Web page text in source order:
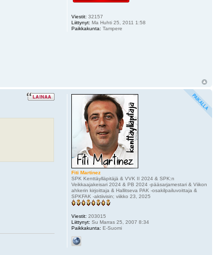
Viestit: 32157
Liittynyt: Ma Huhti 25, 2011 1:58
Paikkakunta: Tampere
Fiti Martinez
SPK Kenttäylläpitäjä & VVK II 2024 & SPK:n
Veikkaajakeisari 2024 & PB 2024 -pääsarjamestari & Viikon
ahkerin kirjoittaja & Hallitseva PAK -osakilpailuvoittaja &
SPKFAK -aktiivisin; viikko 23, 2025
Viestit: 203015
Liittynyt: Su Marras 25, 2007 8:34
Paikkakunta: E-Suomi